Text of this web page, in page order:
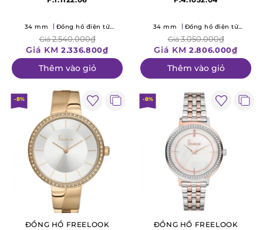
34 mm
Đồng hồ điện tử
Giá2.540.000₫
Giá KM 2.336.800₫
Thêm vào giỏ
34 mm
Đồng hồ điện tử
Giá3.050.000₫
Giá KM 2.806.000₫
Thêm vào giỏ
-8%
ĐỒNG HỒ FREELOOK
-8%
ĐỒNG HỒ FREELOOK